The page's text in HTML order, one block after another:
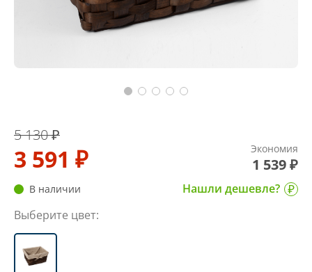
5 130 ₽
3 591 ₽ Экономия
1 539 ₽
В наличии
Нашли дешевле?
Выберите цвет: